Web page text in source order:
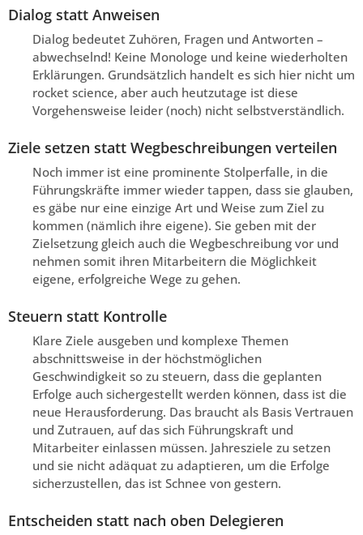
Dialog statt Anweisen
Dialog bedeutet Zuhören, Fragen und Antworten –
abwechselnd! Keine Monologe und keine wiederholten
Erklärungen. Grundsätzlich handelt es sich hier nicht um
rocket science, aber auch heutzutage ist diese
Vorgehensweise leider (noch) nicht selbstverständlich.
Ziele setzen statt Wegbeschreibungen verteilen
Noch immer ist eine prominente Stolperfalle, in die
Führungskräfte immer wieder tappen, dass sie glauben,
es gäbe nur eine einzige Art und Weise zum Ziel zu
kommen (nämlich ihre eigene). Sie geben mit der
Zielsetzung gleich auch die Wegbeschreibung vor und
nehmen somit ihren Mitarbeitern die Möglichkeit
eigene, erfolgreiche Wege zu gehen.
Steuern statt Kontrolle
Klare Ziele ausgeben und komplexe Themen
abschnittsweise in der höchstmöglichen
Geschwindigkeit so zu steuern, dass die geplanten
Erfolge auch sichergestellt werden können, dass ist die
neue Herausforderung. Das braucht als Basis Vertrauen
und Zutrauen, auf das sich Führungskraft und
Mitarbeiter einlassen müssen. Jahresziele zu setzen
und sie nicht adäquat zu adaptieren, um die Erfolge
sicherzustellen, das ist Schnee von gestern.
Entscheiden statt nach oben Delegieren